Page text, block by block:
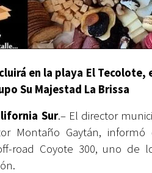
en la playa El
Su Majestad La Brissa
Sur.– El director
Montaño Gaytán,
road Coyote 300, uno de